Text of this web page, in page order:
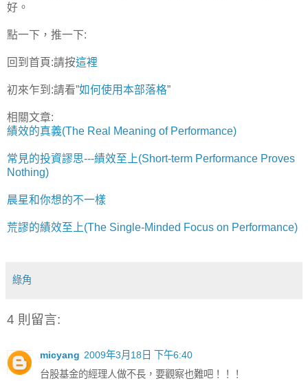
好。
點一下，推一下:
回到首頁:請按這裡
初來乍到:請看”如何使用本部落格”
相關文章:
績效的真義(The Real Meaning of Performance)
常見的投資謬思---績效至上(Short-term Performance Proves
Nothing)
晨星和你想的不一樣
荒謬的績效至上(The Single-Minded Focus on Performance)
綠角
4 則留言:
micyang 2009年3月18日 下午6:40
台股基金的經理人做不長，要觀察也難吧！！！